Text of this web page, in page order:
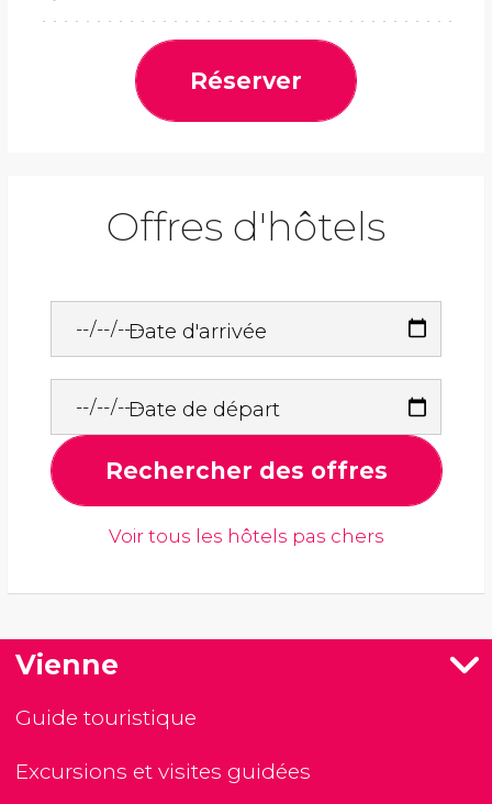
Réserver
Offres d'hôtels
Date d'arrivée
Date de départ
Rechercher des offres
Voir tous les hôtels pas chers
Vienne
Guide touristique
Excursions et visites guidées